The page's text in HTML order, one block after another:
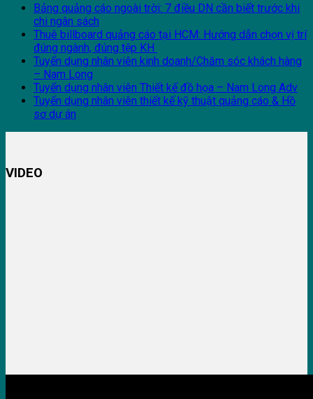
Bảng quảng cáo ngoài trời: 7 điều DN cần biết trước khi
chi ngân sách
Thuê billboard quảng cáo tại HCM: Hướng dẫn chọn vị trí
đúng ngành, đúng tệp KH
Tuyển dụng nhân viên kinh doanh/Chăm sóc khách hàng
– Nam Long
Tuyển dụng nhân viên Thiết kế đồ họa – Nam Long Adv
Tuyển dụng nhân viên thiết kế kỹ thuật quảng cáo & Hồ
sơ dự án
VIDEO